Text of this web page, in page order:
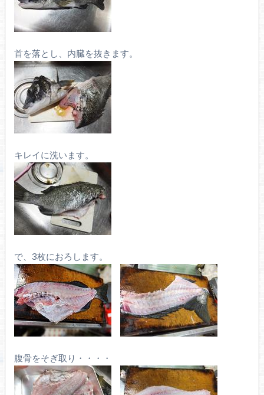
首を落とし、内臓を抜きます。
キレイに洗います。
で、3枚におろします。
腹骨をそぎ取り・・・・